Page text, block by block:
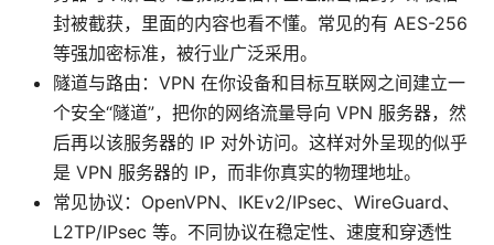
封被截获，里面的内容也看不懂。常见的有 AES-256
等强加密标准，被行业广泛采用。
隧道与路由：VPN 在你设备和目标互联网之间建立一
个安全“隧道”，把你的网络流量导向 VPN 服务器，然
后再以该服务器的 IP 对外访问。这样对外呈现的似乎
是 VPN 服务器的 IP，而非你真实的物理地址。
常见协议：OpenVPN、IKEv2/IPsec、WireGuard、
L2TP/IPsec 等。不同协议在稳定性、速度和穿透性